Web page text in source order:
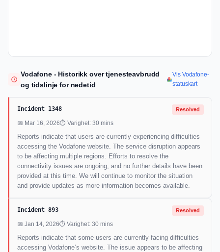
Vodafone - Historikk over tjenesteavbrudd
og tidslinje for nedetid
Vis Vodafone-
statuskart
Incident 1348 Resolved
📅 Mar 16, 2026⏱ Varighet: 30 mins
Reports indicate that users are currently experiencing difficulties
accessing the Vodafone website. The service disruption appears
to be affecting multiple regions. Efforts to resolve the
connectivity issues are ongoing, and no further details have been
provided at this time. We will continue to monitor the situation
and provide updates as more information becomes available.
Incident 893 Resolved
📅 Jan 14, 2026⏱ Varighet: 30 mins
Reports indicate that some users are currently facing difficulties
accessing Vodafone’s website. The issue appears to be affecting